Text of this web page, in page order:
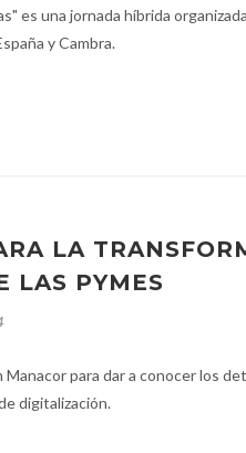
es una jornada híbrida
y Cambra.
LA
LAS PYMES
Manacor para dar a conocer los
digitalización.